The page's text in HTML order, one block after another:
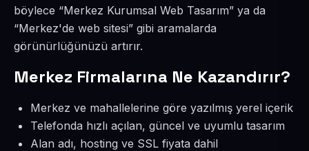
böylece “Merkez Kurumsal Web Tasarım” ya da
“Merkez'de web sitesi” gibi aramalarda
görünürlüğünüzü artırır.
Merkez Firmalarına Ne Kazandırır?
Merkez ve mahallelerine göre yazılmış yerel içerik
Telefonda hızlı açılan, güncel ve uyumlu tasarım
Alan adı, hosting ve SSL fiyata dahil